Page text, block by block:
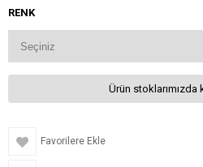
RENK
Ürün stoklarımızda
Favorilere Ekle